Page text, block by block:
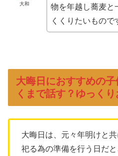
大和
物を年越し蕎麦と
くくりたいもので
大晦日におすすめの
くまで話す？ゆっくり
大晦日は、元々年明けと
祀る為の準備を行う日だと